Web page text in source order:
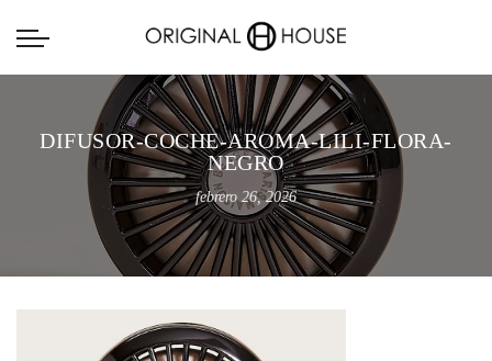
DIFUSOR-COCHE-AROMA-LILI-FLORA-
NEGRO
febrero 26, 2026